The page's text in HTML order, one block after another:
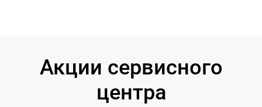
Акции сервисного
центра